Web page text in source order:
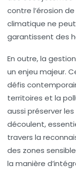
contre l’érosion
climatique ne
garantissent des
En outre, la
un enjeu majeur.
défis
territoires et la
aussi préserver les
découlent,
travers la
des zones
la manière